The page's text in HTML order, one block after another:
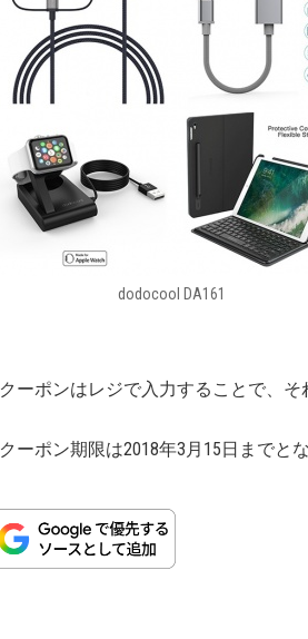
dodocool DA161
クーポンはレジで入力することで、そ
クーポン期限は2018年3月15日までと